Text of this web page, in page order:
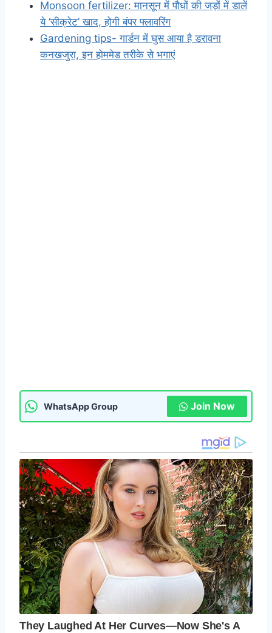
Monsoon fertilizer: मानसून में पौधों की जड़ों में डालें
ये ‘सीक्रेट’ खाद, होगी बंपर फ्लावरिंग
Gardening tips- गार्डन में घुस आया है डरावना
कनखजुरा, इन होममेड तरीके से भगाएं
WhatsApp Group Join Now